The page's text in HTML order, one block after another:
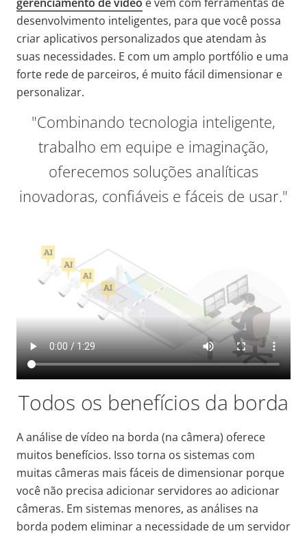
desenvolvimento inteligentes, para que você possa
criar aplicativos personalizados que atendam às
suas necessidades. E com um amplo portfólio e uma
forte rede de parceiros, é muito fácil dimensionar e
personalizar.
"Combinando tecnologia inteligente,
trabalho em equipe e imaginação,
oferecemos soluções analíticas
inovadoras, confiáveis e fáceis de usar."
Todos os benefícios da borda
A análise de vídeo na borda (na câmera) oferece
muitos benefícios. Isso torna os sistemas com
muitas câmeras mais fáceis de dimensionar porque
você não precisa adicionar servidores ao adicionar
câmeras. Em sistemas menores, as análises na
borda podem eliminar a necessidade de um servidor